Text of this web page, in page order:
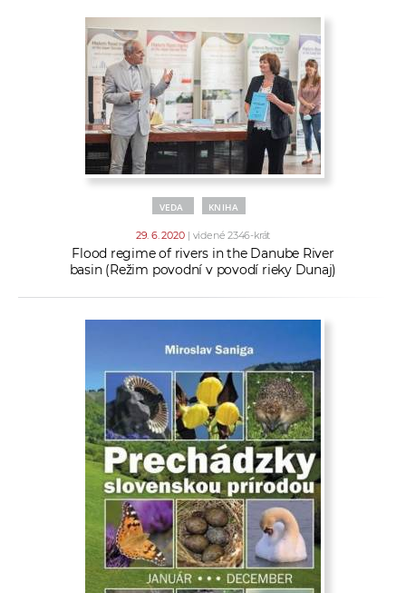
VEDA KNIHA
29. 6. 2020 | videné 2346-krát
Flood regime of rivers in the Danube River
basin (Režim povodní v povodí rieky Dunaj)